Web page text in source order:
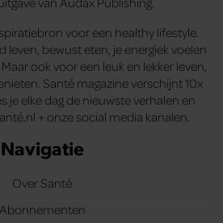
voor een healthy lifestyle.
leven, bewust eten, je energiek voelen
ook voor een leuk en lekker leven,
Santé magazine verschijnt 10x
je elke dag de nieuwste verhalen en
+ onze social media kanalen.
Navigatie
Over Santé
Abonnementen